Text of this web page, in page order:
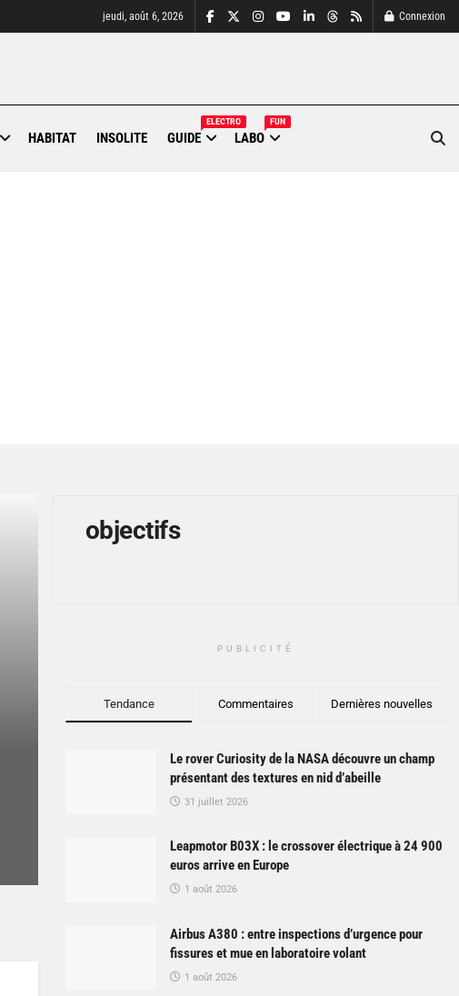
jeudi, août 6, 2026 Connexion
HABITAT INSOLITE GUIDE
ELECTRO
LABO
FUN
objectifs
PUBLICITÉ
Tendance Commentaires Dernières nouvelles
Le rover Curiosity de la NASA découvre un champ
présentant des textures en nid d’abeille
31 juillet 2026
Leapmotor B03X : le crossover électrique à 24 900
euros arrive en Europe
1 août 2026
Airbus A380 : entre inspections d’urgence pour
fissures et mue en laboratoire volant
1 août 2026